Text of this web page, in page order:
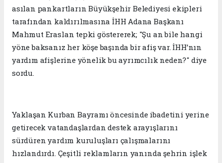
asılan pankartların Büyükşehir Belediyesi ekipleri
tarafından kaldırılmasına İHH Adana Başkanı
Mahmut Eraslan tepki göstererek; "Şu an bile hangi
yöne baksanız her köşe başında bir afiş var. İHH’nın
yardım afişlerine yönelik bu ayrımcılık neden?" diye
sordu.
Yaklaşan Kurban Bayramı öncesinde ibadetini yerine
getirecek vatandaşlardan destek arayışlarını
sürdüren yardım kuruluşları çalışmalarını
hızlandırdı. Çeşitli reklamların yanında şehrin işlek